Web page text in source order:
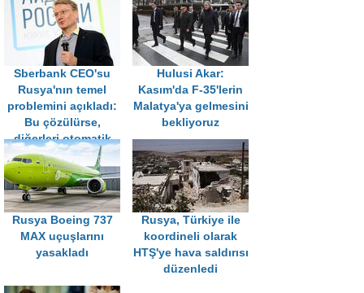
umuyorum
Sberbank CEO'su
Rusya'nın temel
problemini açıkladı:
Bu çözülürse,
diğerleri otomatik
olarak halledilir
Hulusi Akar:
Kasım'da F-35'lerin
Malatya'ya gelmesini
bekliyoruz
Rusya Boeing 737
MAX uçuşlarını
yasakladı
Rusya, Türkiye ile
koordineli olarak
HTŞ'ye hava saldırısı
düzenledi